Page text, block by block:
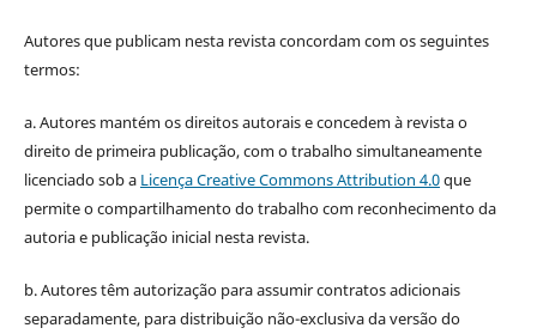
Autores que publicam nesta revista concordam com os seguintes
termos:
a. Autores mantém os direitos autorais e concedem à revista o
direito de primeira publicação, com o trabalho simultaneamente
licenciado sob a Licença Creative Commons Attribution 4.0que
permite o compartilhamento do trabalho com reconhecimento da
autoria e publicação inicial nesta revista.
b. Autores têm autorização para assumir contratos adicionais
separadamente, para distribuição não-exclusiva da versão do